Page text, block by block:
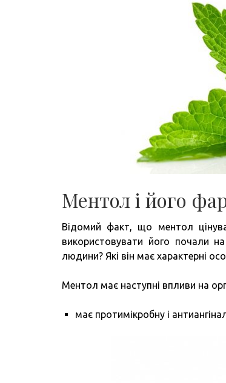
Ментол і його
Відомий факт, що ментол
використовувати його почали
людини? Які він має характерні
Ментол має наступні впливи на
має протимікробну і